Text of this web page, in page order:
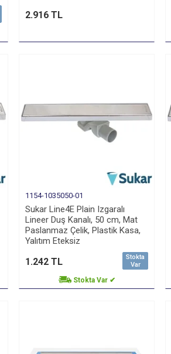
2.916 TL
1154-1035050-01
Sukar Line4E Plain Izgaralı
Lineer Duş Kanalı, 50 cm, Mat
Paslanmaz Çelik, Plastik Kasa,
Yalıtım Eteksiz
Stokta
Var
1.242 TL
Stokta Var ✔